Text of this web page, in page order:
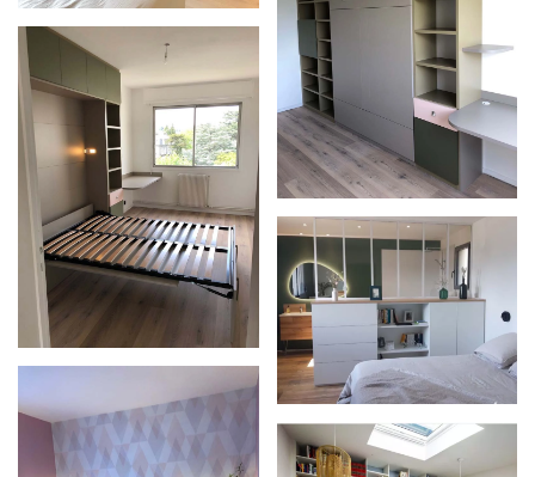
Zoom
Zoom
Zoom